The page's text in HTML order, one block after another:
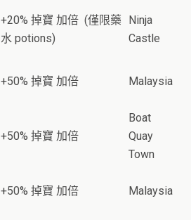
+20% 掉寶 加倍 (僅限藥
水 potions)
Ninja
Castle
+50% 掉寶 加倍 Malaysia
+50% 掉寶 加倍
Boat
Quay
Town
+50% 掉寶 加倍 Malaysia